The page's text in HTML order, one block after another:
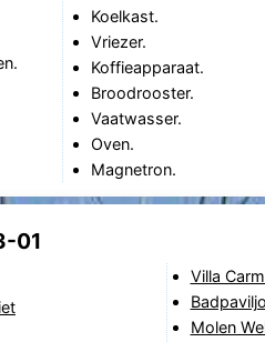
Koelkast.
Vriezer.
Koffieapparaat.
Broodrooster.
Vaatwasser.
Oven.
Magnetron.
01
Villa
Molen